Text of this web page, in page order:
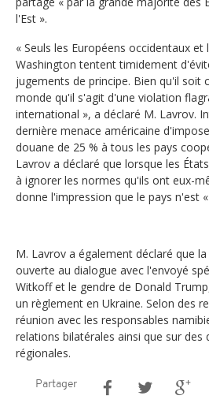
l'Est ».
« Seuls les Européens occidentaux et
Washington tentent timidement
jugements de principe. Bien qu'il soit
monde qu'il s'agit d'une violation
international », a déclaré M. Lavrov.
dernière menace américaine
douane de 25 % à tous les pays
Lavrov a déclaré que lorsque les
à ignorer les normes qu'ils ont eux-
donne l'impression que le pays n'est
M. Lavrov a également déclaré que
ouverte au dialogue avec l'envoyé
Witkoff et le gendre de Donald
un règlement en Ukraine. Selon des
réunion avec les responsables
relations bilatérales ainsi que sur des
régionales.
Partager